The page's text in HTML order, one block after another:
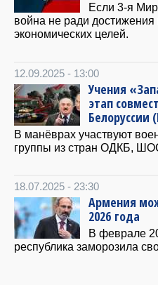
Если 3-я
война не ради достижения
экономических целей.
12.09.2025 - 13:00
Учения
этап
Белоруссии
В манёврах участвуют
группы из стран ОДКБ,
18.07.2025 - 23:30
Армения
2026 года
В феврале
республика заморозила